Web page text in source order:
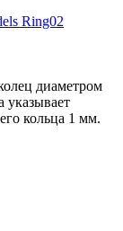
Ring02
диаметром
указывает
кольца 1 мм.